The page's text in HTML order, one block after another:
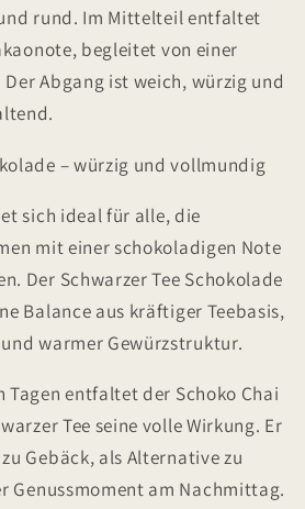
rund. Im Mittelteil entfaltet
begleitet von einer
Abgang ist weich, würzig und
– würzig und vollmundig
sich ideal für alle, die
mit einer schokoladigen Note
Der Schwarzer Tee Schokolade
Balance aus kräftiger Teebasis,
warmer Gewürzstruktur.
Tagen entfaltet der Schoko Chai
Tee seine volle Wirkung. Er
Gebäck, als Alternative zu
Genussmoment am Nachmittag.